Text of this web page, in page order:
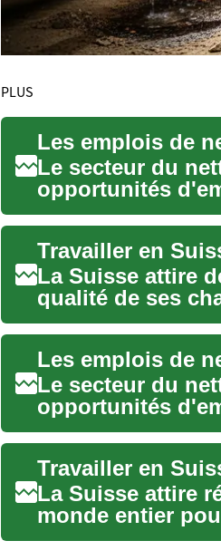
PLUS
Le secteur du
opportunités
reche...
La Suisse attire
qualité de ses
conditi...
Le secteur du
opportunités
reche...
La Suisse attire
monde entier
opportuni...